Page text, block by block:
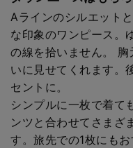
Aラインのシルエット
な印象のワンピース。
の線を拾いません。
いに見せてくれます。
セントに。
シンプルに一枚で着て
ンツと合わせてさまざ
す。旅先での1枚にもお